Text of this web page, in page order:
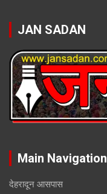
JAN SADAN
Main Navigation
देहरादून आसपास